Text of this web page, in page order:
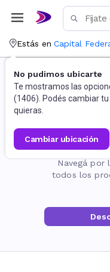
Estás en Capital
No pudimos ubicarte
Te mostramos las
(1406). Podés cambiar
quieras.
cambiar ubicación
La
Navegá por
todos los